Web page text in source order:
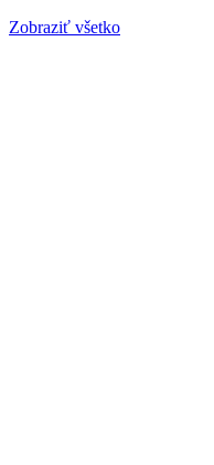
Zobraziť všetko